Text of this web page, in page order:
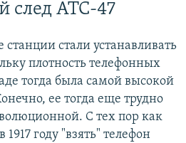
след АТС-47
стали устанавливать
плотность телефонных
тогда была самой высокой
ее тогда еще трудно
С тех пор как
году "взять" телефон